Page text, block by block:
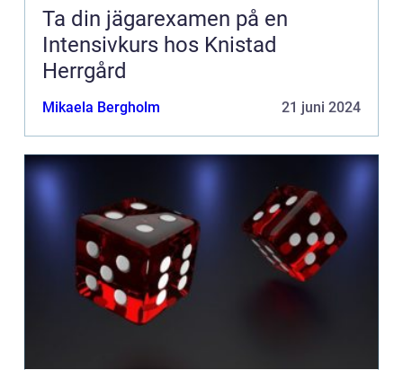
Ta din jägarexamen på en
Intensivkurs hos Knistad
Herrgård
Mikaela Bergholm 21 juni 2024